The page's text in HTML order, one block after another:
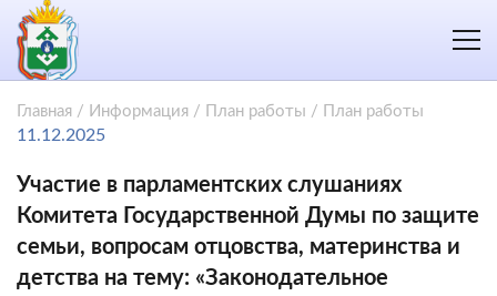
Главная / Информация / План работы / План работы
11.12.2025
Участие в парламентских слушаниях
Комитета Государственной Думы по защите
семьи, вопросам отцовства, материнства и
детства на тему: «Законодательное